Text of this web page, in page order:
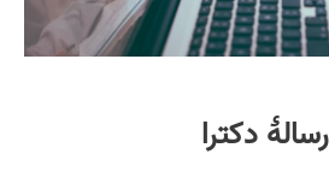
دکترا